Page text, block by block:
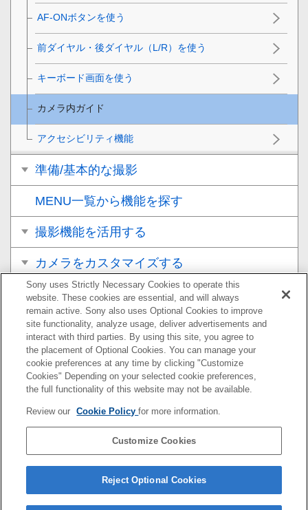
AF-ONボタンを使う
前ダイヤル・後ダイヤル（L/R）を使う
キーボード画面を使う
カメラ内ガイド
アクセシビリティ機能
準備/基本的な撮影
MENU一覧から機能を探す
撮影機能を活用する
カメラをカスタマイズする
再生する
カメラの設定を変更する
スマートフォンでできること
パソコンでできること
クラウドサービスを利用する
故障かな？と思ったら
Sony uses Strictly Necessary Cookies to operate this
website. These cookies are essential, and will always
remain active. Sony also uses Optional Cookies to improve
site functionality, analyze usage, deliver advertisements and
interact with third parties. By using this site, you agree to
the placement of Optional Cookies. You can manage your
cookie preferences at any time by clicking "Customize
Cookies" Depending on your selected cookie preferences,
the full functionality of this website may not be available.
Review our Cookie Policyfor more information.
Customize Cookies
Reject Optional Cookies